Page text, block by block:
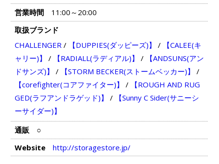
営業時間
11:00～20:00
取扱ブランド
CHALLENGER/ 【DUPPIES(ダッピーズ)】 /
【CALEE(キ
ャリー)】
/ 【RADIALL(ラディアル)】 /
【ANDSUNS(アン
ドサンズ)】
/ 【STORM BECKER(ストームベッカー)】
/
【corefighter(コアファイター)】
/
【ROUGH AND RUG
GED(ラフアンドラゲッド)】
/
【Sunny C Sider(サニーシ
ーサイダー)】
通販
○
Website
http://storagestore.jp/